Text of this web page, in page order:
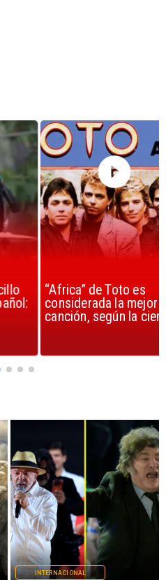
“Africa” de Toto es
considerada la mejor
canción, según la ciencia
INTERNACIONAL